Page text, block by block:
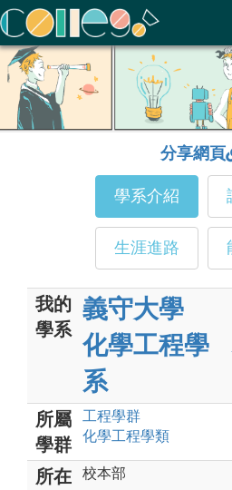
ColleGo! 大學選才與高中育才輔助系統
分享網頁
學系介紹
生涯進路
我的
學系
義守大學
化學工程學
系
所屬
學群
工程學群
化學工程學類
所在
校本部